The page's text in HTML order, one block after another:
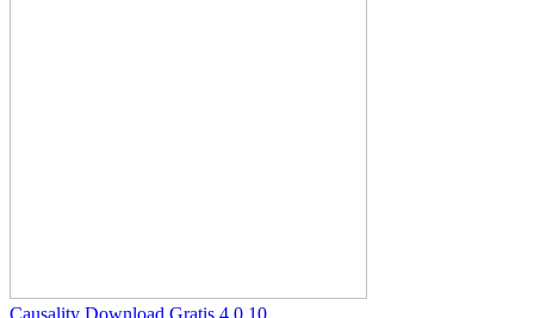
Causality Download Gratis 4.0.10